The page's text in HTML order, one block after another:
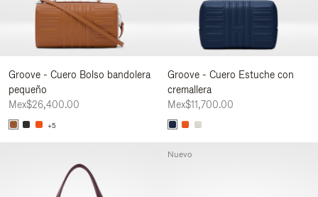
Groove - Cuero Bolso bandolera
pequeño
Mex$26,400.00
+5
Groove - Cuero Estuche con
cremallera
Mex$11,700.00
Nuevo